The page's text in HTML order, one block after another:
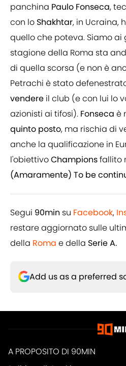
panchina Paulo Fonseca,
con lo Shakhtar, in Ucraina,
quello che poteva. Siamo ai
stagione della Roma sta
di quella scorsa (e non è
Petrachi è stato
vendere il club (e con lui lo
azionisti ai tifosi). Fonseca è
quinto posto, ma rischia di
anche la qualificazione in
l'obiettivoChampionsfallito
(Amaramente) To be
Segui 90min su Facebook,
restare aggiornato sulle
della Roma e della Serie A.
Add us as a preferred
A PROPOSITO DI 90MIN